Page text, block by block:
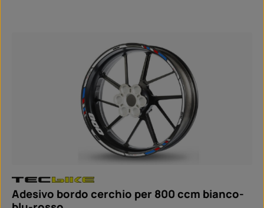
Adesivo bordo cerchio per 800 ccm bianco-